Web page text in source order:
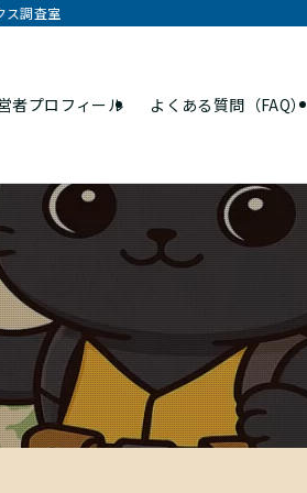
ス調査室
者プロフィール よくある質問（FAQ）